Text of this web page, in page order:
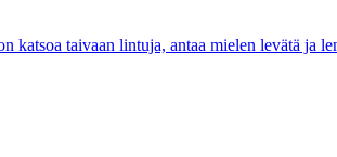
katsoa taivaan lintuja, antaa mielen levätä ja